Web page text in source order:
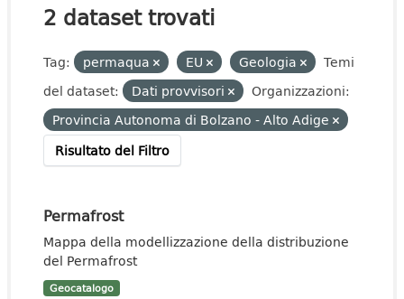
2 dataset trovati
Tag: permaqua EU Geologia
Temi
del dataset:
Dati provvisori
Organizzazioni:
Provincia Autonoma di Bolzano - Alto Adige
Risultato del Filtro
Permafrost
Mappa della modellizzazione della distribuzione
del Permafrost
Geocatalogo